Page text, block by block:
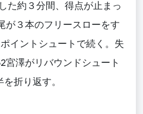
た約３分間、得点が止まっ
が３本のフリースローをす
イントシュートで続く。失
宮澤がリバウンドシュート
折り返す。